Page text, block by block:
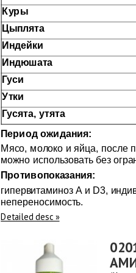
Куры
Цыплята
Индейки
Индюшата
Гуси
Утки
Гусята, утята
Период ожидания:
Мясо, молоко и яйца, после
можно использовать без
Противопоказания:
гипервитаминоз А и D3,
непереносимость.
Detailed desc »